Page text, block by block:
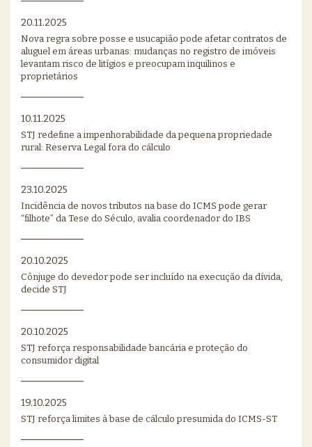
20.11.2025
Nova regra sobre posse e usucapião pode afetar contratos de
aluguel em áreas urbanas: mudanças no registro de imóveis
levantam risco de litígios e preocupam inquilinos e
proprietários
10.11.2025
STJ redefine a impenhorabilidade da pequena propriedade
rural: Reserva Legal fora do cálculo
23.10.2025
Incidência de novos tributos na base do ICMS pode gerar
“filhote” da Tese do Século, avalia coordenador do IBS
20.10.2025
Cônjuge do devedor pode ser incluído na execução da dívida,
decide STJ
20.10.2025
STJ reforça responsabilidade bancária e proteção do
consumidor digital
19.10.2025
STJ reforça limites à base de cálculo presumida do ICMS-ST